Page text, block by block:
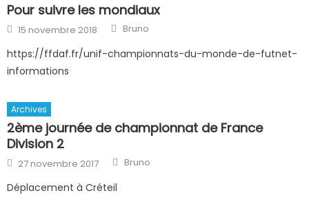
Pour suivre les mondiaux
Posted
on
15 novembre 2018 Author
Bruno
https://ffdaf.fr/unif-championnats-du-monde-de-futnet-
informations
Archives
2ème journée de championnat de France
Division 2
Posted
on
27 novembre 2017 Author
Bruno
Déplacement à Créteil